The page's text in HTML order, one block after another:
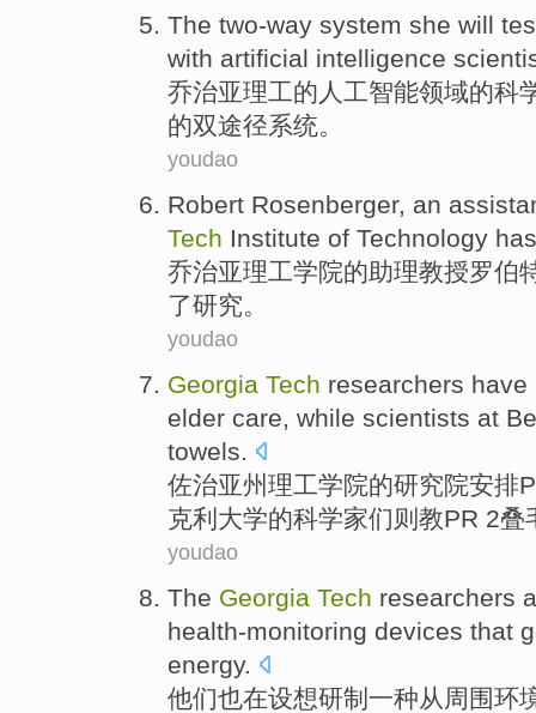
The two-way system she will
with artificial intelligence
乔治亚理工的 人工智能领域的科
的双途径系统。
youdao
Robert Rosenberger, an
Tech Institute of Technology
乔治亚理工学院的助理教授罗伯
了研究。
youdao
Georgia Tech researchers
elder care, while scientists at
towels.
佐治亚州理工学院的研究院安排
克利 大学的科学家们则 教PR 2叠
youdao
The Georgia Tech researchers
health-monitoring devices that
energy.
他们也在设想研制一种从 周围环